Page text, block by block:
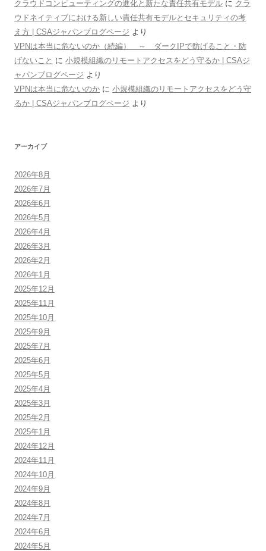
クラウドコンピューティングの進化と新たな責任共有モデル に クラ
ウドネイティブにおける新しい責任共有モデルとセキュリティの考
え方 | CSAジャパンブログページ より
VPNは本当に危ないのか（続編） ～ ダークIPで防げること・防
げないこと に 小規模組織のリモートアクセスをどう守るか | CSAジ
ャパンブログページ より
VPNは本当に危ないのか に 小規模組織のリモートアクセスをどう守
るか | CSAジャパンブログページ より
アーカイブ
2026年8月
2026年7月
2026年6月
2026年5月
2026年4月
2026年3月
2026年2月
2026年1月
2025年12月
2025年11月
2025年10月
2025年9月
2025年7月
2025年6月
2025年5月
2025年4月
2025年3月
2025年2月
2025年1月
2024年12月
2024年11月
2024年10月
2024年9月
2024年8月
2024年7月
2024年6月
2024年5月